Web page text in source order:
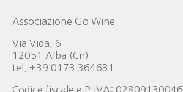
Associazione Go Wine
Via Vida, 6
12051 Alba (Cn)
tel. +39 0173 364631
Codice fiscale e P.IVA: 02809130046